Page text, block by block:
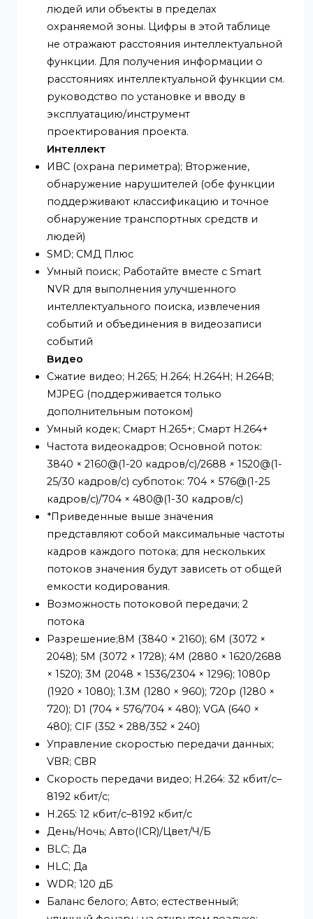
Близкое расстояние фокусировки; 0,8 м
Расстояние ДОРИ; Линза; Обнаружить;
Наблюдать; Распознавать;
Идентифицировать
2,7 мм–13,5 мм; 210,0 м; 84,0 м; 42,0 м ; 21,0 м;
DORI (Detect, Observe, Recognize, Identify)
это стандартная система (EN-62676-4) для
определения способности человека,
просматривающего видео, различать
людей или объекты в пределах
охраняемой зоны. Цифры в этой таблице
не отражают расстояния
функции. Для получения информации о
расстояниях интеллектуальной функции
руководство по установке и вводу в
эксплуатацию/инструмент
проектирования проекта.
Интеллект
ИВС (охрана периметра); Вторжение,
обнаружение нарушителей (обе функции
поддерживают классификацию и точное
обнаружение транспортных средств и
людей)
SMD; СМД Плюс
Умный поиск; Работайте вместе с Smart
NVR для выполнения улучшенного
интеллектуального поиска, извлечения
событий и объединения в видеозаписи
событий
Видео
Сжатие видео; H.265; H.264; H.264H; H.264B;
MJPEG (поддерживается только
дополнительным потоком)
Умный кодек; Смарт H.265+; Смарт H.264+
Частота видеокадров; Основной поток:
3840 × 2160@(1-20 кадров/с)/2688 ×
25/30 кадров/с) субпоток: 704 × 576@(1-25
кадров/с)/704 × 480@(1-30 кадров/с)
*Приведенные выше значения
представляют собой максимальные
кадров каждого потока; для нескольких
потоков значения будут зависеть от общей
емкости кодирования.
Возможность потоковой передачи; 2
потока
Разрешение;8M (3840 × 2160); 6M (3072 ×
2048); 5M (3072 × 1728); 4M (2880 × 1620/2688